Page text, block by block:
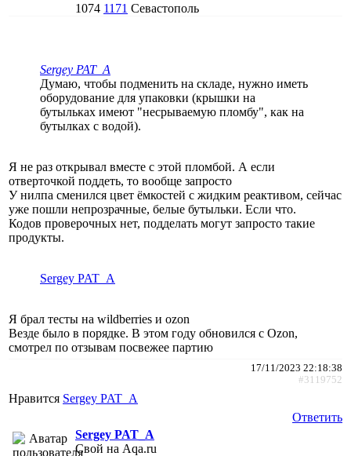
1074 1171 Севастополь
Sergey PAT_A
Думаю, чтобы подменить на складе, нужно иметь
оборудование для упаковки (крышки на
бутыльках имеют "несрываемую пломбу", как на
бутылках с водой).
Я не раз открывал вместе с этой пломбой. А если
отверточкой поддеть, то вообще запросто
У нилпа сменился цвет ёмкостей с жидким реактивом, сейчас
уже пошли непрозрачные, белые бутыльки. Если что.
Кодов проверочных нет, подделать могут запросто такие
продукты.
Sergey PAT_A
Я брал тесты на wildberries и ozon
Везде было в порядке. В этом году обновился с Ozon,
смотрел по отзывам посвежее партию
17/11/2023 22:18:38
#3119752
Нравится Sergey PAT_A
Ответить
Sergey PAT_A
Свой на Aqa.ru